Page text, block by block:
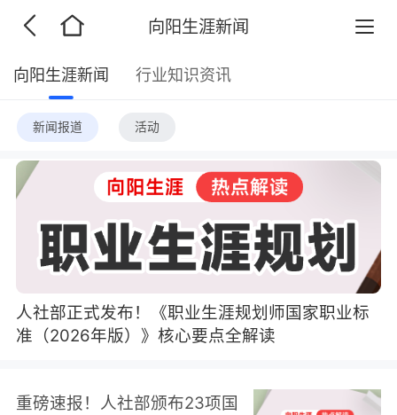
向阳生涯新闻
向阳生涯新闻 行业知识资讯
新闻报道 活动
人社部正式发布！《职业生涯规划师国家职业标
准（2026年版）》核心要点全解读
重磅速报！人社部颁布23项国